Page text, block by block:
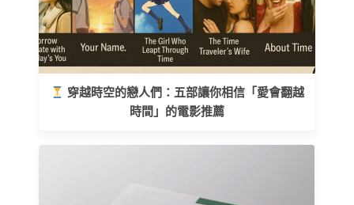
穿越時空的戀人們：五部讓你相信「愛會翻越
時間」的電影推薦